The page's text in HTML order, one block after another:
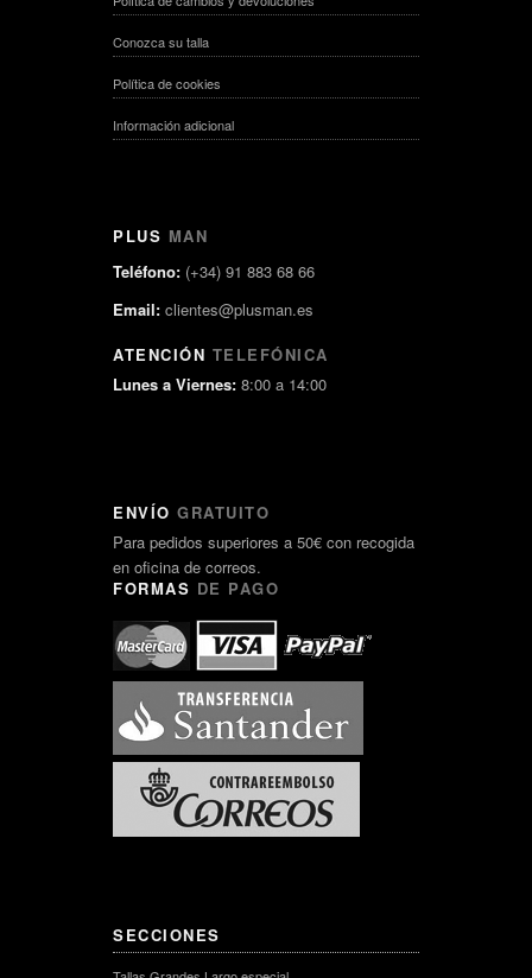
Conozca su talla
Política de cookies
Información adicional
PLUS MAN
Teléfono: (+34) 91 883 68 66
Email: clientes@plusman.es
ATENCIÓN TELEFÓNICA
Lunes a Viernes: 8:00 a 14:00
ENVÍO GRATUITO
Para pedidos superiores a 50€ con recogida
en oficina de correos.
FORMAS DE PAGO
SECCIONES